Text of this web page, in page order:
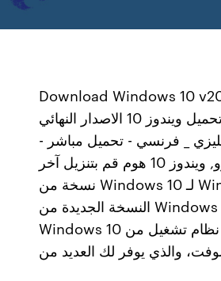
Download Windows 10
تحميل ويندوز 10 الاصدار النهائي v2004 لغات
_ فرنسي - تحميل مباشر -
ويندوز 10 برو, ويندوز 10 هوم قم بتنزيل آخر
نسخة من Windows 10 لـ Windows. جرب
النسخة الجديدة من Windows قبل إصدارها.
Windows 10 هو أحدث نظام تشغيل من
والذي يوفر لك العديد من